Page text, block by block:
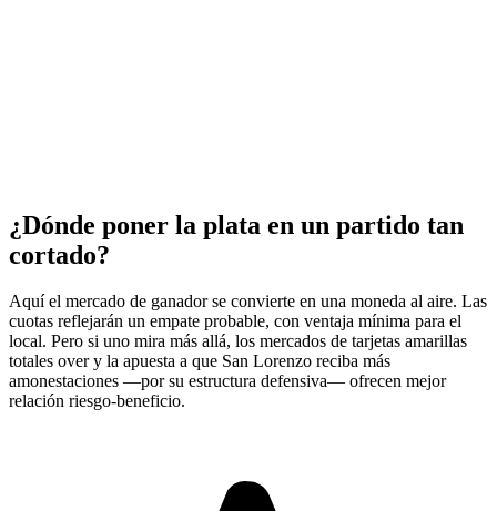
¿Dónde poner la plata en un partido tan
cortado?
Aquí el mercado de ganador se convierte en una moneda al aire. Las
cuotas reflejarán un empate probable, con ventaja mínima para el
local. Pero si uno mira más allá, los mercados de tarjetas amarillas
totales over y la apuesta a que San Lorenzo reciba más
amonestaciones —por su estructura defensiva— ofrecen mejor
relación riesgo-beneficio.